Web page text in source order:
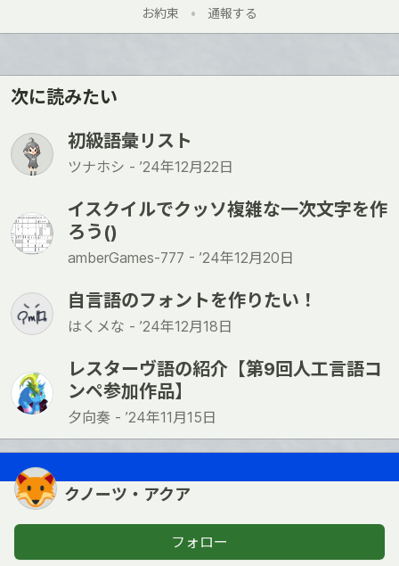
お約束 • 通報する
次に読みたい
初級語彙リスト
ツナホシ - ’24年12月22日
イスクイルでクッソ複雑な一次文字を作
ろう()
amberGames-777 - ’24年12月20日
自言語のフォントを作りたい！
はくメな - ’24年12月18日
レスターヴ語の紹介【第9回人工言語コ
ンペ参加作品】
夕向奏 - ’24年11月15日
クノーツ・アクア
フォロー